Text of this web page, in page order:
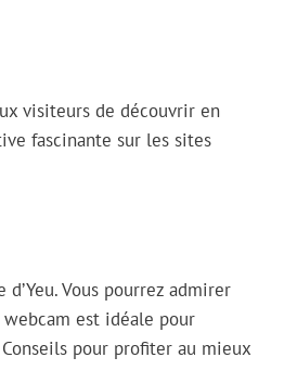
visiteurs de découvrir en
fascinante sur les sites
Vous pourrez admirer
est idéale pour
pour profiter au mieux